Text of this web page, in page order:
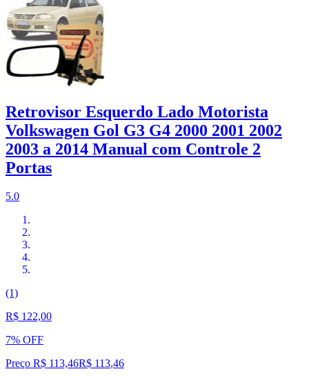
Retrovisor Esquerdo Lado Motorista
Volkswagen Gol G3 G4 2000 2001 2002
2003 a 2014 Manual com Controle 2
Portas
5.0
(1)
R$ 122,00
7% OFF
Preço R$ 113,46R$ 113,46